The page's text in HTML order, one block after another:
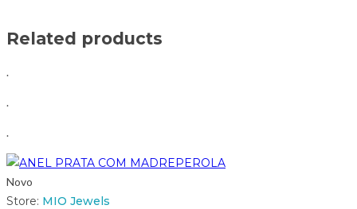
Related products
.
.
.
Novo
Store: MIO Jewels